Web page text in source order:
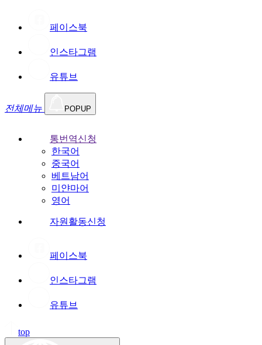
페이스북
인스타그램
유튜브
전체메뉴 POPUP
통번역신청
한국어
중국어
베트남어
미얀마어
영어
자원활동신청
페이스북
인스타그램
유튜브
top